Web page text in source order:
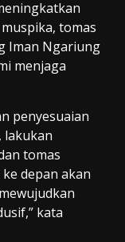
tomas
Iman Ngariung
menjaga
penyesuaian
lakukan
tomas
depan akan
kata